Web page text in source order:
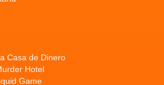
Casa de Dinero
Hotel
Game